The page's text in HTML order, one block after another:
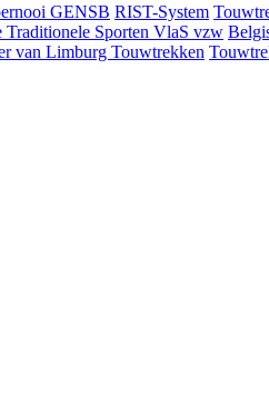
GENSB RIST-System
Sporten VlaS vzw
van Limburg Touwtrekken